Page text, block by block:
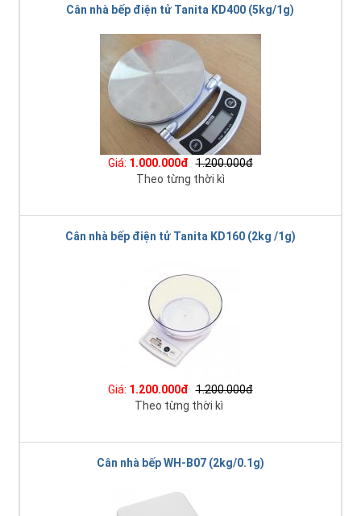
Cân nhà bếp điện tử Tanita KD400 (5kg/1g)
Giá: 1.000.000đ 1.200.000đ
Theo từng thời kì
Cân nhà bếp điện tử Tanita KD160 (2kg /1g)
Giá: 1.200.000đ 1.200.000đ
Theo từng thời kì
Cân nhà bếp WH-B07 (2kg/0.1g)